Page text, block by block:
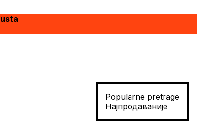
Popularne pretrage
Најпродаваније